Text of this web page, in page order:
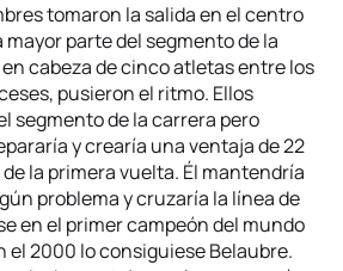
tomaron la salida en el centro
mayor parte del segmento de la
cabeza de cinco atletas entre los
pusieron el ritmo. Ellos
segmento de la carrera pero
y crearía una ventaja de 22
la primera vuelta. Él mantendría
problema y cruzaría la línea de
en el primer campeón del mundo
el 2000 lo consiguiese Belaubre.